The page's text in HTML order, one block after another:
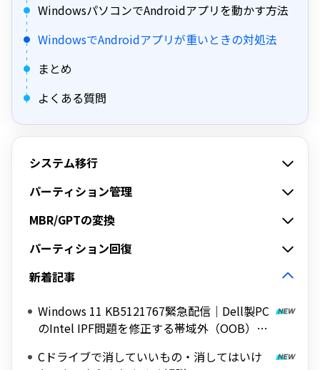
WindowsパソコンでAndroidアプリを動かす方法
WindowsでAndroidアプリが重いときの対処法
まとめ
よくある質問
システム移行
パーティション管理
MBR/GPTの変換
パーティション回復
新着記事
Windows 11 KB5121767緊急配信｜Dell製PC
のIntel IPF問題を修正する帯域外（OOB）ア
Cドライブで消していいもの・消してはいけ